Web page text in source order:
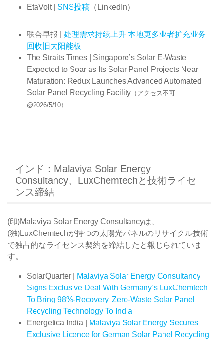
EtaVolt | SNS投稿 （LinkedIn）
联合早报 | 处理需求持续上升 本地更多业者扩充业务
回收旧太阳能板
The Straits Times | Singapore’s Solar E-Waste
Expected to Soar as Its Solar Panel Projects Near
Maturation: Redux Launches Advanced Automated
Solar Panel Recycling Facility （アクセス不可
@2026/5/10）
インド：Malaviya Solar Energy
Consultancy、LuxChemtechと技術ライセ
ンス締結
(印)Malaviya Solar Energy Consultancyは、
(独)LuxChemtechが持つの太陽光パネルのリサイクル技術
で独占的なライセンス契約を締結したと報じられていま
す。
SolarQuarter |
Malaviya Solar Energy Consultancy
Signs Exclusive Deal With Germany’s LuxChemtech
To Bring 98%-Recovery, Zero-Waste Solar Panel
Recycling Technology To India
Energetica India |
Malaviya Solar Energy Secures
Exclusive Licence for German Solar Panel Recycling